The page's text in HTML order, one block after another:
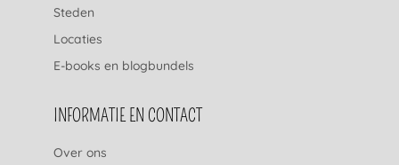
Steden
Locaties
E-books en blogbundels
INFORMATIE EN CONTACT
Over ons